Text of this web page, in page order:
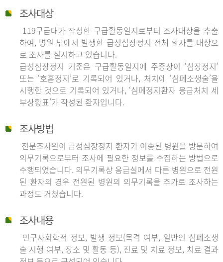
조사대상
119구급대가 작성한 구급활동일지로부터 조사대상을 추출
하여, 병원 밖에서 발생한 급성심장정지 전체 환자를 대상으
로 조사를 실시하고 있습니다.
급성심장정지 기준은 구급활동일지에 주증상이 ‘심장정지’
또는 ‘호흡정지’로 기록되어 있거나, 처치에 ‘심폐소생술’을
시행한 것으로 기록되어 있거나, ‘심폐정지환자 응급처치 세
부상황표’가 작성된 환자입니다.
조사방법
전문조사원이 급성심장정지 환자가 이송된 병원을 방문하여
의무기록으로부터 조사에 필요한 정보를 수집하는 방법으로
수행되었습니다. 의무기록상 응급실에서 다른 병원으로 전원
된 환자의 경우 전원된 병원의 의무기록을 추가로 조사하는
과정도 거쳤습니다.
조사내용
인구사회학적 정보, 발생 정보(목격 여부, 일반인 심폐소생
술 시행 여부, 장소 및 활동 등), 진료 및 치료 정보, 치료 결과